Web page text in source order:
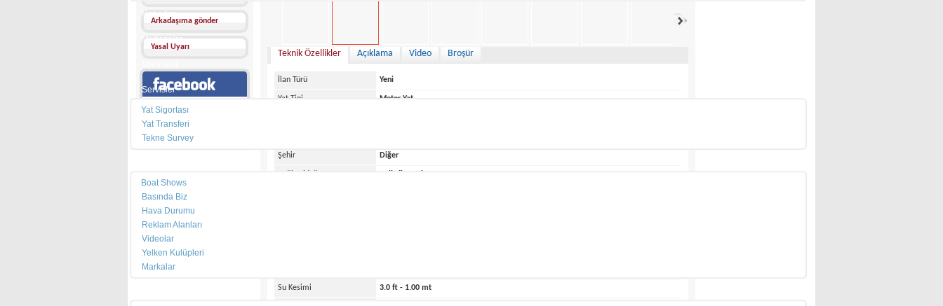
Haberler
Mağazalar
Servisler
Yat Sigortası
Yat Transferi
Tekne Survey
Boat Shows
Basında Biz
Hava Durumu
Reklam Alanları
Videolar
Yelken Kulüpleri
Markalar
Arkadaşıma gönder
Yasal Uyarı
Facebook sayfamız
Teknik Özellikler Açıklama Video Broşür
İlan Türü Yeni
Yat Tipi Motor Yat
Şehir Diğer
Su Kesimi 3.0 ft - 1.00 mt